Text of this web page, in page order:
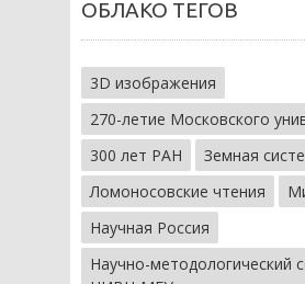
ОБЛАКО ТЕГОВ
3D изображения
270-летие Московского
300 лет РАН
Земная
Ломоносовские чтения
Научная Россия
Научно-методологический